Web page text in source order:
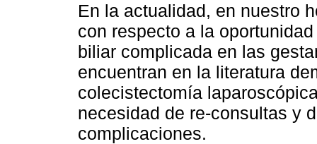
En la actualidad, en nuestro
con respecto a la
biliar complicada en las
encuentran en la literatura
colecistectomía
necesidad de re-consultas y
complicaciones.